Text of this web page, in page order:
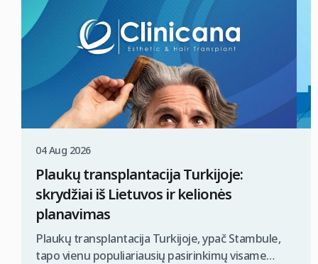
04 Aug 2026
Plaukų transplantacija Turkijoje:
skrydžiai iš Lietuvos ir kelionės
planavimas
Plaukų transplantacija Turkijoje, ypač Stambule,
tapo vienu populiariausių pasirinkimų visame